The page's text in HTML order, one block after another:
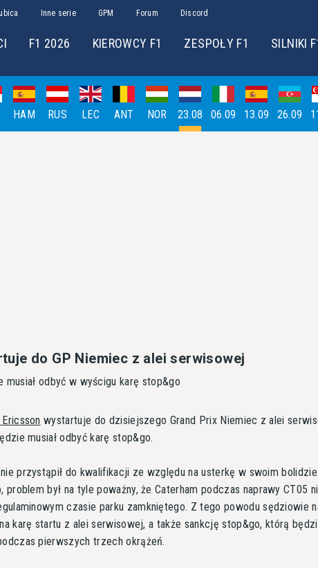
Inne serie GPM Forum Discord
F1 2026 KIEROWCY F1 ZESPOŁY F1 SILNIKI
HAM RUS LEC ANT NOR 23.08 06.09 13.09 26.09
do GP Niemiec z alei serwisowej
musiał odbyć w wyścigu karę stop&go
wystartuje do dzisiejszego Grand Prix Niemiec z alei
musiał odbyć karę stop&go.
przystąpił do kwalifikacji ze względu na usterkę w swoim
problem był na tyle poważny, że Caterham podczas naprawy CT05
czasie parku zamkniętego. Z tego powodu sędziowie
karę startu z alei serwisowej, a także sankcję stop&go, którą
pierwszych trzech okrążeń.